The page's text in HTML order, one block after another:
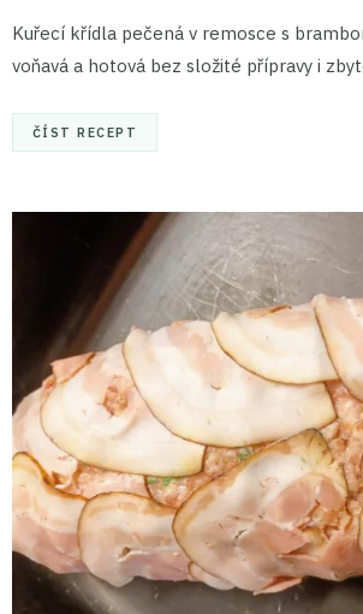
Kuřecí křídla pečená v remosce s
voňavá a hotová bez složité přípravy i
ČÍST RECEPT